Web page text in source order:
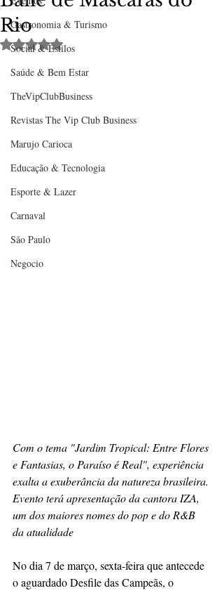
Gastronomia & Turismo
Social & Estilos
Saúde & Bem Estar
TheVipClubBusiness
Revistas The Vip Club Business
Marujo Carioca
Educação & Tecnologia
Esporte & Lazer
Carnaval
São Paulo
Negocio
Rio
Avaliado com NaN de 5 estrelas.
Com o tema "Jardim Tropical: Entre Flores
e Fantasias, o Paraíso é Real", experiência
exalta a exuberância da natureza brasileira.
Evento terá apresentação da cantora IZA,
um dos maiores nomes do pop e do R&B
da atualidade
No dia 7 de março, sexta-feira que antecede
o aguardado Desfile das Campeãs, o